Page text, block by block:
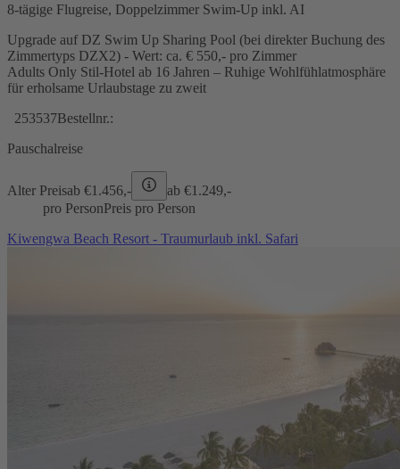
8-tägige Flugreise, Doppelzimmer Swim-Up inkl. AI
Upgrade auf DZ Swim Up Sharing Pool (bei direkter Buchung des
Zimmertyps DZX2) - Wert: ca. € 550,- pro Zimmer
Adults Only Stil-Hotel ab 16 Jahren – Ruhige Wohlfühlatmosphäre
für erholsame Urlaubstage zu zweit
253537Bestellnr.:
Pauschalreise
Alter Preisab €1.456,- ab €1.249,-
pro PersonPreis pro Person
Kiwengwa Beach Resort - Traumurlaub inkl. Safari